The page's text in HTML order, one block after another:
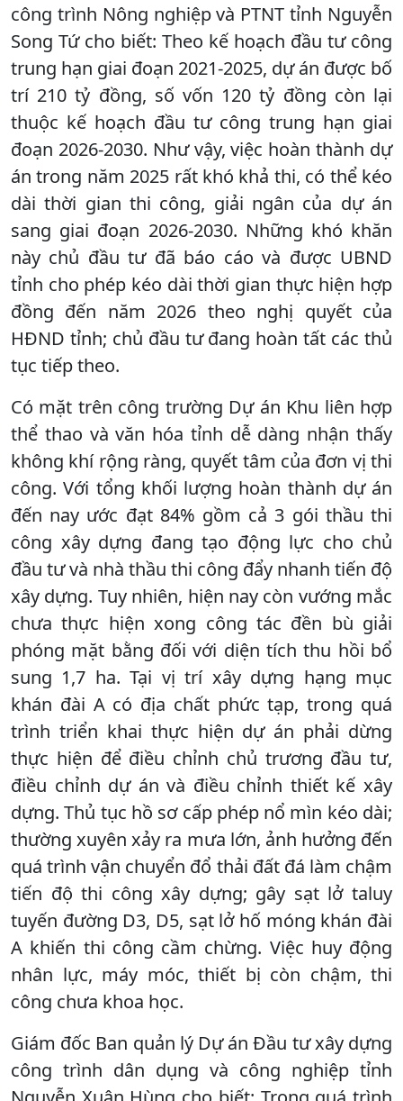
công trình Nông nghiệp và PTNT tỉnh Nguyễn
Song Tứ cho biết: Theo kế hoạch đầu tư công
trung hạn giai đoạn 2021-2025, dự án được bố
trí 210 tỷ đồng, số vốn 120 tỷ đồng còn lại
thuộc kế hoạch đầu tư công trung hạn giai
đoạn 2026-2030. Như vậy, việc hoàn thành dự
án trong năm 2025 rất khó khả thi, có thể kéo
dài thời gian thi công, giải ngân của dự án
sang giai đoạn 2026-2030. Những khó khăn
này chủ đầu tư đã báo cáo và được UBND
tỉnh cho phép kéo dài thời gian thực hiện hợp
đồng đến năm 2026 theo nghị quyết của
HĐND tỉnh; chủ đầu tư đang hoàn tất các thủ
tục tiếp theo.
Có mặt trên công trường Dự án Khu liên hợp
thể thao và văn hóa tỉnh dễ dàng nhận thấy
không khí rộng ràng, quyết tâm của đơn vị thi
công. Với tổng khối lượng hoàn thành dự án
đến nay ước đạt 84% gồm cả 3 gói thầu thi
công xây dựng đang tạo động lực cho chủ
đầu tư và nhà thầu thi công đẩy nhanh tiến độ
xây dựng. Tuy nhiên, hiện nay còn vướng mắc
chưa thực hiện xong công tác đền bù giải
phóng mặt bằng đối với diện tích thu hồi bổ
sung 1,7 ha. Tại vị trí xây dựng hạng mục
khán đài A có địa chất phức tạp, trong quá
trình triển khai thực hiện dự án phải dừng
thực hiện để điều chỉnh chủ trương đầu tư,
điều chỉnh dự án và điều chỉnh thiết kế xây
dựng. Thủ tục hồ sơ cấp phép nổ mìn kéo dài;
thường xuyên xảy ra mưa lớn, ảnh hưởng đến
quá trình vận chuyển đổ thải đất đá làm chậm
tiến độ thi công xây dựng; gây sạt lở taluy
tuyến đường D3, D5, sạt lở hố móng khán đài
A khiến thi công cầm chừng. Việc huy động
nhân lực, máy móc, thiết bị còn chậm, thi
công chưa khoa học.
Giám đốc Ban quản lý Dự án Đầu tư xây dựng
công trình dân dụng và công nghiệp tỉnh